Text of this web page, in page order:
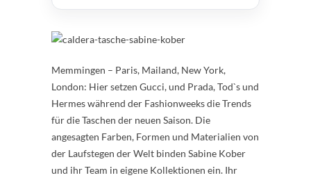
Memmingen – Paris, Mailand, New York,
London: Hier setzen Gucci, und Prada, Tod`s und
Hermes während der Fashionweeks die Trends
für die Taschen der neuen Saison. Die
angesagten Farben, Formen und Materialien von
der Laufstegen der Welt binden Sabine Kober
und ihr Team in eigene Kollektionen ein. Ihr